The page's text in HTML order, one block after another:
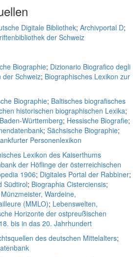
Digitale Bibliothek; Archivportal D;
der Schweiz
Biographie; Dizionario Biografico degli
der Schweiz; Biographisches Lexikon zur
Biographie; Baltisches biografisches
historischen biographischen Lexika;
Württemberg; Hessische Biografie;
; Sächsische Biographie;
Personenlexikon
Lexikon des Kaiserthums
der Höflinge der österreichischen
1906; Digitales Portal der Rabbiner;
Südtirol; Biographia Cisterciensis;
Wardeine,
(MMLO); Lebenswelten,
Horizonte der ostpreußischen
bis in das 20. Jahrhundert
des deutschen Mittelalters;